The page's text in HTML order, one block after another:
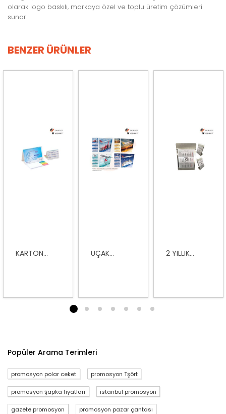
olarak logo baskılı, markaya özel ve toplu üretim çözümleri
sunar.
BENZER ÜRÜNLER
KARTON... UÇAK... 2 YILLIK...
2 3 4 5 6 7
Popüler Arama Terimleri
promosyon polar ceket promosyon Tşört
promosyon şapka fiyatları istanbul promosyon
gazete promosyon promosyon pazar çantası